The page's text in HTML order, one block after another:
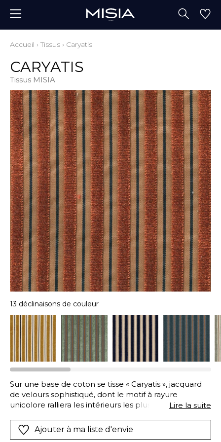
Accueil ›Tissus › Caryatis
CARYATIS
Tissus MISIA
13 déclinaisons de couleur
Sur une base de coton se tisse « Caryatis », jacquard
de velours sophistiqué, dont le motif à rayure
unicolore ralliera les intérieurs les plus élégants, en
les mordorés. La fine ligne contrastante, choisie en
opposition avec le coloris principal du poil, ajoute un
Lire la suite
Ajouter à ma liste d'envie